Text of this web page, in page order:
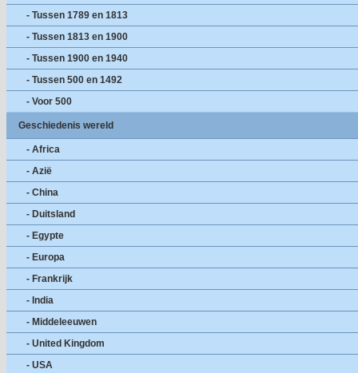
- Tussen 1789 en 1813
- Tussen 1813 en 1900
- Tussen 1900 en 1940
- Tussen 500 en 1492
- Voor 500
Geschiedenis wereld
- Africa
- Azië
- China
- Duitsland
- Egypte
- Europa
- Frankrijk
- India
- Middeleeuwen
- United Kingdom
- USA